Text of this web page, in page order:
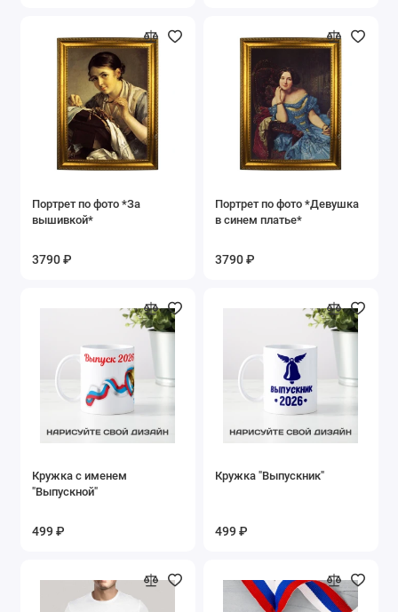
Портрет по фото *За
вышивкой*
3790 ₽
Портрет по фото *Девушка
в синем платье*
3790 ₽
Кружка с именем
"Выпускной"
499 ₽
Кружка "Выпускник"
499 ₽